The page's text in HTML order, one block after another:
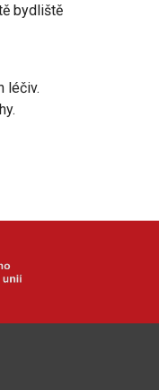
bydliště
léčiv.